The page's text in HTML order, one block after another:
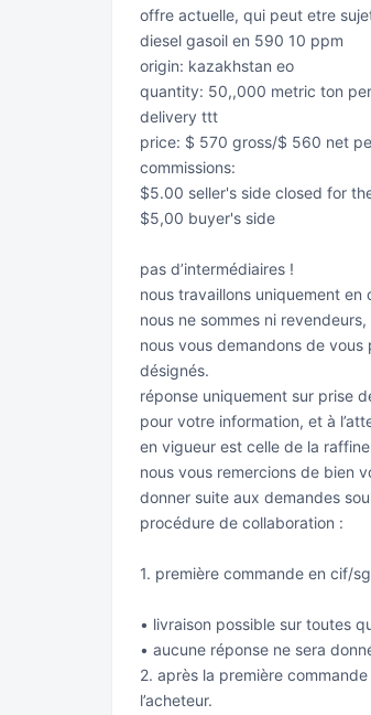
offre actuelle, qui peut etre
diesel gasoil en 590 10 ppm
origin: kazakhstan eo
quantity: 50,,000 metric ton
delivery ttt
price: $ 570 gross/$ 560 net
commissions:
$5.00 seller's side closed for
$5,00 buyer's side
pas d’intermédiaires !
nous travaillons uniquement en
nous ne sommes ni
nous vous demandons de
désignés.
réponse uniquement sur prise
pour votre information, et à
en vigueur est celle de la
nous vous remercions de bien
donner suite aux demandes
procédure de collaboration :
1. première commande en cif/
• livraison possible sur toutes
• aucune réponse ne sera
2. après la première
l’acheteur.